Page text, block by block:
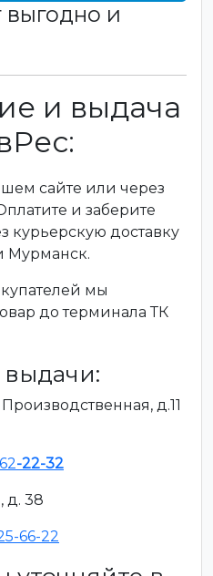
выгодно и
и выдача
сайте или через
и заберите
курьерскую доставку
Мурманск.
мы
до терминала ТК
д.11
-22-32
д. 38
66-22